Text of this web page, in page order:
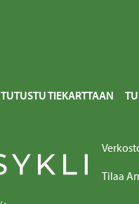
TUTUSTU TIEKARTTAAN
Tilaa